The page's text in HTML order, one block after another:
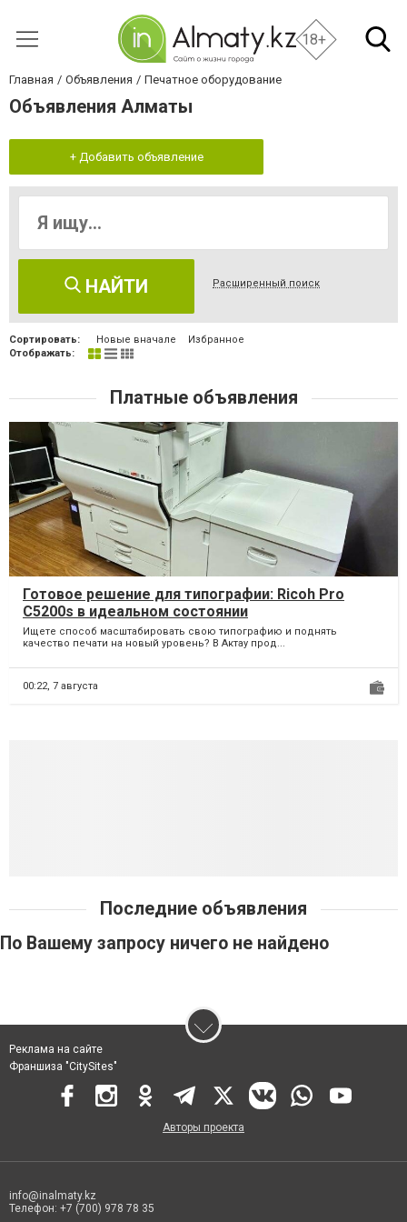
18+
Главная Объявления Печатное оборудование
Объявления Алматы
+ Добавить объявление
НАЙТИ Расширенный поиск
Сортировать: Новые вначале
Избранное
Отображать:
Платные объявления
Готовое решение для типографии: Ricoh Pro
C5200s в идеальном состоянии
Ищете способ масштабировать свою типографию и поднять
качество печати на новый уровень? В Актау прод...
00:22, 7 августа
Последние объявления
По Вашему запросу ничего не найдено
Реклама на сайте
Франшиза "CitySites"
Авторы проекта
info@inalmaty.kz
Телефон: +7 (700) 978 78 35